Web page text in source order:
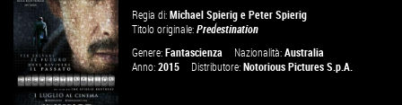
VAI ALLA SCHEDA
Regia di:Michael Spierig ePeter Spierig
Titolo originale:Predestination
Genere:Fantascienza Nazionalità:Australia
Anno:2015 Distributore:Notorious Pictures S.p.A.